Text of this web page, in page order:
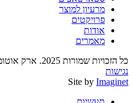
מרעיון למוצר
פרויקטים
אודות
מאמרים
כל הזכויות שמורות 2025. ארק אוטומציה
נגישות
Site by Imaginet